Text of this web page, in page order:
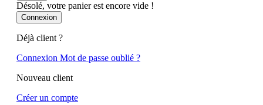
...
Désolé, votre panier est encore vide !
Connexion
Déjà client ?
Connexion Mot de passe oublié ?
Nouveau client
Créer un compte